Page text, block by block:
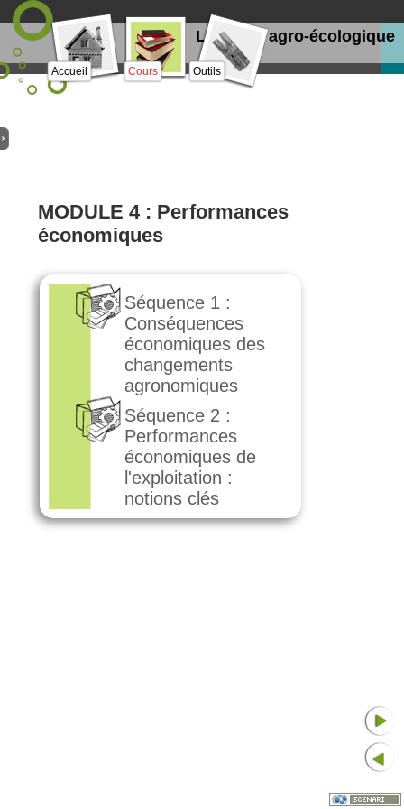
Le projet agro-écologique
Cours Outils
MODULE 4 : Performances
économiques
Séquence 1 :
Conséquences
économiques des
changements
agronomiques
Séquence 2 :
Performances
économiques de
l'exploitation :
notions clés
Accueil